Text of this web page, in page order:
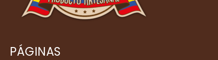
PÁGINAS